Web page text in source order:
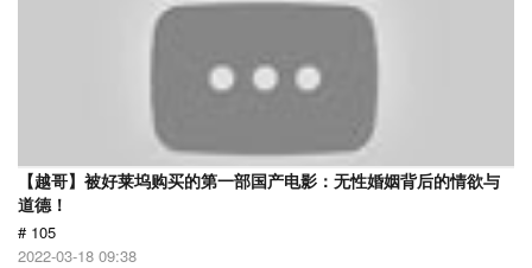
【越哥】被好莱坞购买的第一部国产电影：无性婚姻背后的情欲与
道德！
# 105
2022-03-18 09:38